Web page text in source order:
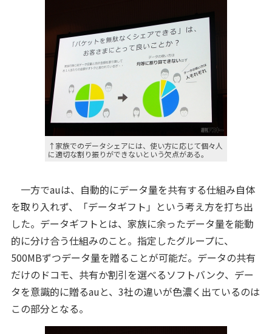
↑家族でのデータシェアには、使い方に応じて個々人
に適切な割り振りができないという欠点がある。
一方でauは、自動的にデータ量を共有する仕組み自体
を取り入れず、「データギフト」という考え方を打ち出
した。データギフトとは、家族に余ったデータ量を能動
的に分け合う仕組みのこと。指定したグループに、
500MBずつデータ量を贈ることが可能だ。データの共有
だけのドコモ、共有か割引を選べるソフトバンク、デー
タを意識的に贈るauと、3社の違いが色濃く出ているのは
この部分となる。